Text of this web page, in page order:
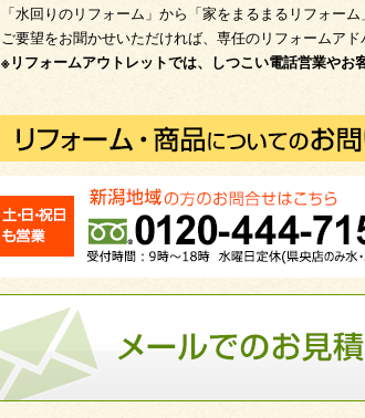
「水回りのリフォーム」から「家をまるまるリフォー
ご要望をお聞かせいただければ、専任のリフォームア
※リフォームアウトレットでは、しつこい電話営業やお